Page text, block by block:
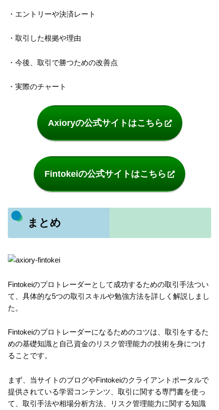
・エントリーや決済レート
・取引した根拠や理由
・今後、取引で勝つための改善点
・実際のチャート
Axioryの公式サイトはこちら
Fintokeiの公式サイトはこちら
まとめ
Fintokeiのプロトレーダーとして成功するための取引手法つい
て、具体的な5つの取引スキルや勉強方法を詳しく解説しまし
た。
Fintokeiのプロトレーダーになるためのコツは、取引をするた
めの基礎知識と自己資金のリスク管理能力の技術を身につけ
ることです。
まず、当サイトのブログやFintokeiのクライアントポータルで
提供されている学習コンテンツ、取引に関する専門書を使っ
て、取引手法や相場分析方法、リスク管理能力に関する知識